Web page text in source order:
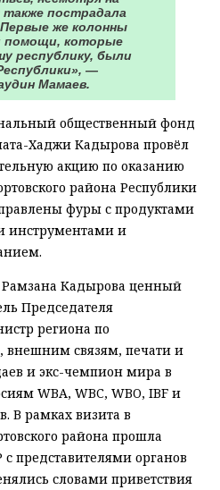
пострадала
же колонны
помощи, которые
республику, были
—
Мамаев.
общественный фонд
Хаджи Кадырова провёл
акцию по оказанию
района Республики
фуры с продуктами
инструментами и
Кадырова ценный
Председателя
региона по
внешним связям, печати и
и экс-чемпион мира в
WBA, WBC, WBO, IBF и
В рамках визита в
района прошла
представителями органов
словами приветствия